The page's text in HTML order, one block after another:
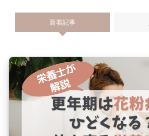
新着記事